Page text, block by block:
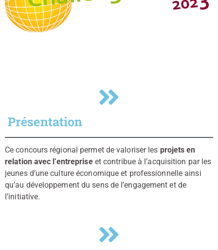
Présentation
Ce concours régional permet de valoriser les projets en
relation avec l’entrepriseet contribue à l’acquisition par les
jeunes d’une culture économique et professionnelle ainsi
qu’au développement du sens de l’engagement et de
l’initiative.